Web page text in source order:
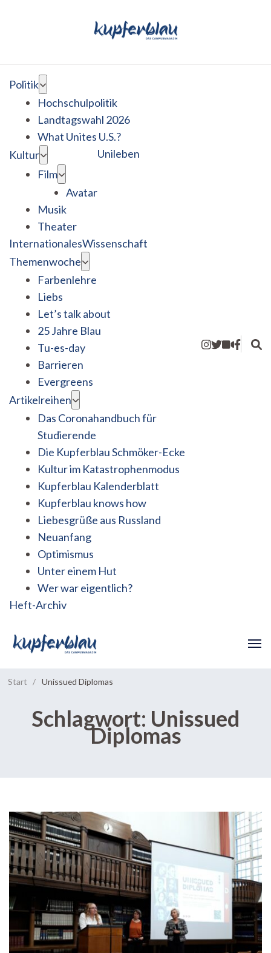
Politik
Hochschulpolitik
Landtagswahl 2026
What Unites U.S.?
Kultur
Film
Avatar
Musik
Theater
Unileben
InternationalesWissenschaft
Themenwoche
Farbenlehre
Liebs
Let’s talk about
25 Jahre Blau
Tu-es-day
Barrieren
Evergreens
Artikelreihen
Das Coronahandbuch für
Studierende
Die Kupferblau Schmöker-Ecke
Kultur im Katastrophenmodus
Kupferblau Kalenderblatt
Kupferblau knows how
Liebesgrüße aus Russland
Neuanfang
Optimismus
Unter einem Hut
Wer war eigentlich?
Heft-Archiv
Start / Unissued Diplomas
Schlagwort: Unissued
Diplomas